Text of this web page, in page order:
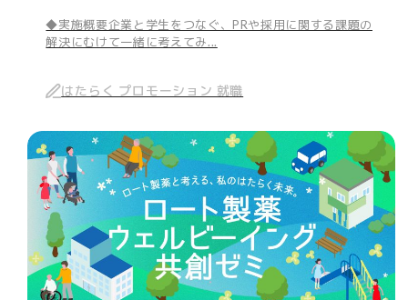
◆実施概要企業と学生をつなぐ、PRや採用に関する課題の
解決にむけて一緒に考えてみ...
はたらく プロモーション 就職